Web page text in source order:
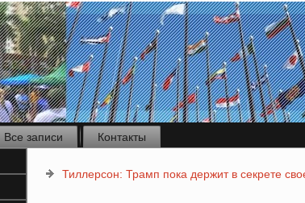
Все записи
Контакты
Тиллерсон: Трамп пока держит в секрете